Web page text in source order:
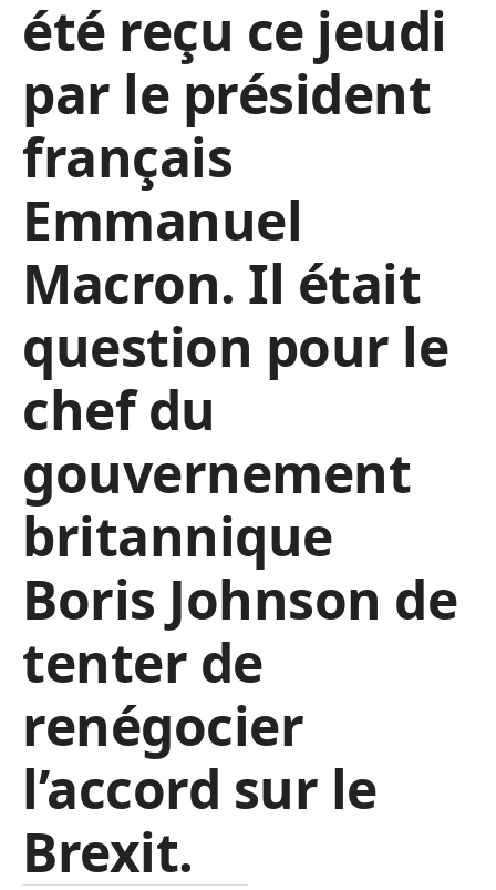
été reçu ce jeudi
par le président
français
Emmanuel
Macron. Il était
question pour le
chef du
gouvernement
britannique
Boris Johnson de
tenter de
renégocier
l’accord sur le
Brexit.